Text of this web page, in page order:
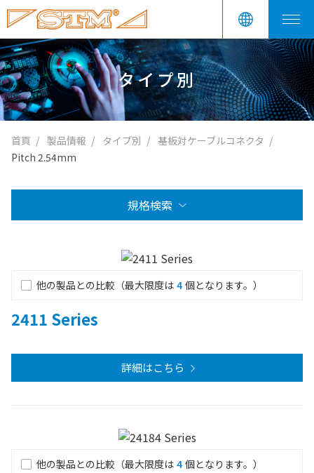
タイプ別
首頁 製品情報 タイプ別
基板対ケーブルコネクタ
Pitch 2.54mm
規格検索
他の製品との比較（最大限度は 4 個となります。）
2411 Series
詳細はこちら
他の製品との比較（最大限度は 4 個となります。）